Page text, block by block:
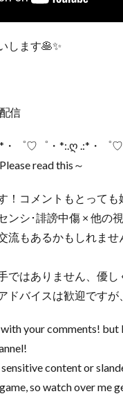
します🥞✨
信
・゜♡゜・*:.ღ .:*・゜
read this～
！コメントもとっても
ンシ･誹謗中傷 × 他の
流もあるかもしれま
ではありません、優し
ドバイスは歓迎です
your comments! but
content or
so watch over me